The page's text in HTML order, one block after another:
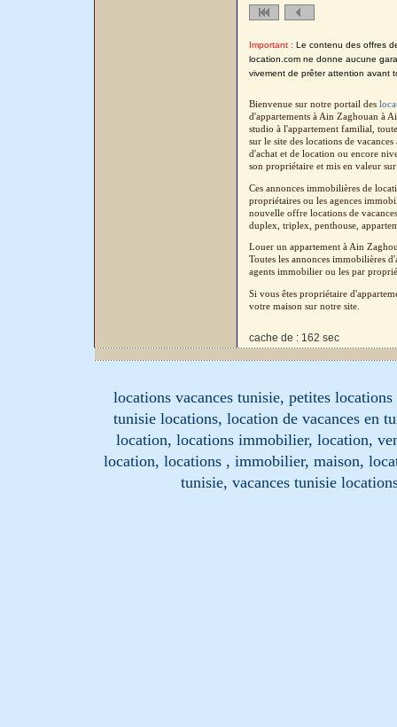
Important : Le contenu des offres
location.com ne donne aucune
vivement de prêter attention avant
Bienvenue sur notre portail des
d'appartements à Ain Zaghouan à
studio à l'appartement familial,
sur le site des locations de
d'achat et de location ou encore
son propriétaire et mis en valeur
Ces annonces immobilières de
propriétaires ou les agences
nouvelle offre locations de
duplex, triplex, penthouse,
Louer un appartement à Ain
Toutes les annonces immobilières
agents immobilier ou les par
Si vous êtes propriétaire
votre maison sur notre site.
cache de : 162 sec
locations vacances tunisie, petites
tunisie locations, location de vacances en
location, locations immobilier, location,
location, locations , immobilier, maison,
tunisie, vacances tunisie